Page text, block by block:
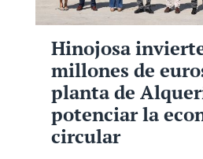
Hinojosa
millones de
planta de
potenciar la
circular